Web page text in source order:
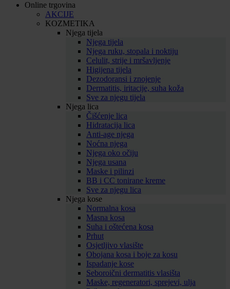
Online trgovina
AKCIJE
KOZMETIKA
Njega tijela
Njega tijela
Njega ruku, stopala i noktiju
Celulit, strije i mršavljenje
Higijena tijela
Dezodoransi i znojenje
Dermatitis, iritacije, suha koža
Sve za njegu tijela
Njega lica
Čišćenje lica
Hidratacija lica
Anti-age njega
Noćna njega
Njega oko očiju
Njega usana
Maske i pilinzi
BB i CC tonirane kreme
Sve za njegu lica
Njega kose
Normalna kosa
Masna kosa
Suha i oštećena kosa
Prhut
Osjetljivo vlasište
Obojana kosa i boje za kosu
Ispadanje kose
Seboroični dermatitis vlasišta
Maske, regeneratori, sprejevi, ulja